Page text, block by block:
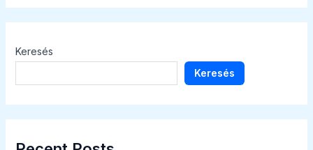
Keresés
Keresés